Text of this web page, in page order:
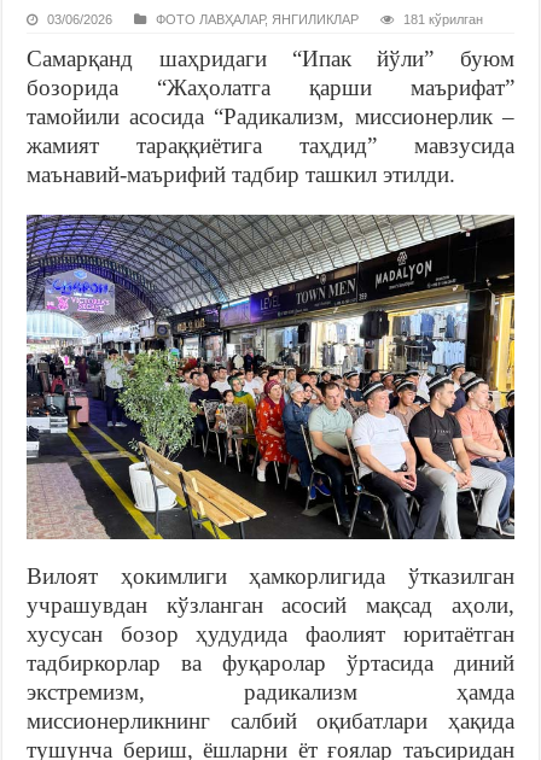
03/06/2026 ФОТО ЛАВҲАЛАР, ЯНГИЛИКЛАР 181 кўрилган
Самарқанд шаҳридаги “Ипак йўли” буюм
бозорида “Жаҳолатга қарши маърифат”
тамойили асосида “Радикализм, миссионерлик –
жамият тараққиётига таҳдид” мавзусида
маънавий-маърифий тадбир ташкил этилди.
Вилоят ҳокимлиги ҳамкорлигида ўтказилган
учрашувдан кўзланган асосий мақсад аҳоли,
хусусан бозор ҳудудида фаолият юритаётган
тадбиркорлар ва фуқаролар ўртасида диний
экстремизм, радикализм ҳамда
миссионерликнинг салбий оқибатлари ҳақида
тушунча бериш, ёшларни ёт ғоялар таъсиридан